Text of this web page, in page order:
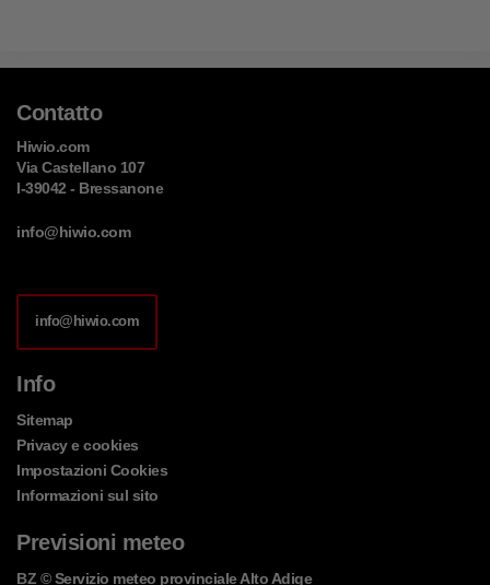
Contatto
Hiwio.com
Via Castellano 107
I-39042 - Bressanone
info@hiwio.com
info@hiwio.com
Info
Sitemap
Privacy e cookies
Impostazioni Cookies
Informazioni sul sito
Previsioni meteo
BZ © Servizio meteo provinciale Alto Adige